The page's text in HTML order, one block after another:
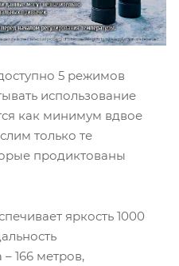
5 режимов
использование
как минимум вдвое
только те
продиктованы
яркость 1000
166 метров,